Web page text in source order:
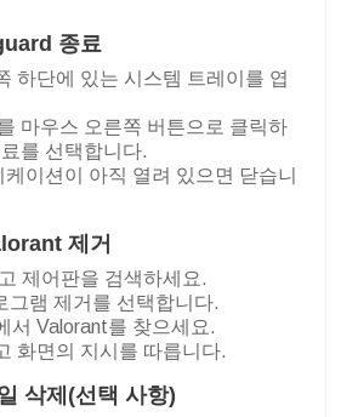
종료
하단에 있는 시스템 트레이를 엽
마우스 오른쪽 버튼으로 클릭하
를 선택합니다.
이션이 아직 열려 있으면 닫습니
제거
제어판을 검색하세요.
그램 제거를 선택합니다.
서 Valorant를 찾으세요.
화면의 지시를 따릅니다.
삭제(선택 사항)